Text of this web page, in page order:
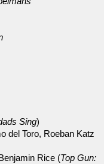
Sing)
del Toro, Roeban Katz
Rice (Top Gun: